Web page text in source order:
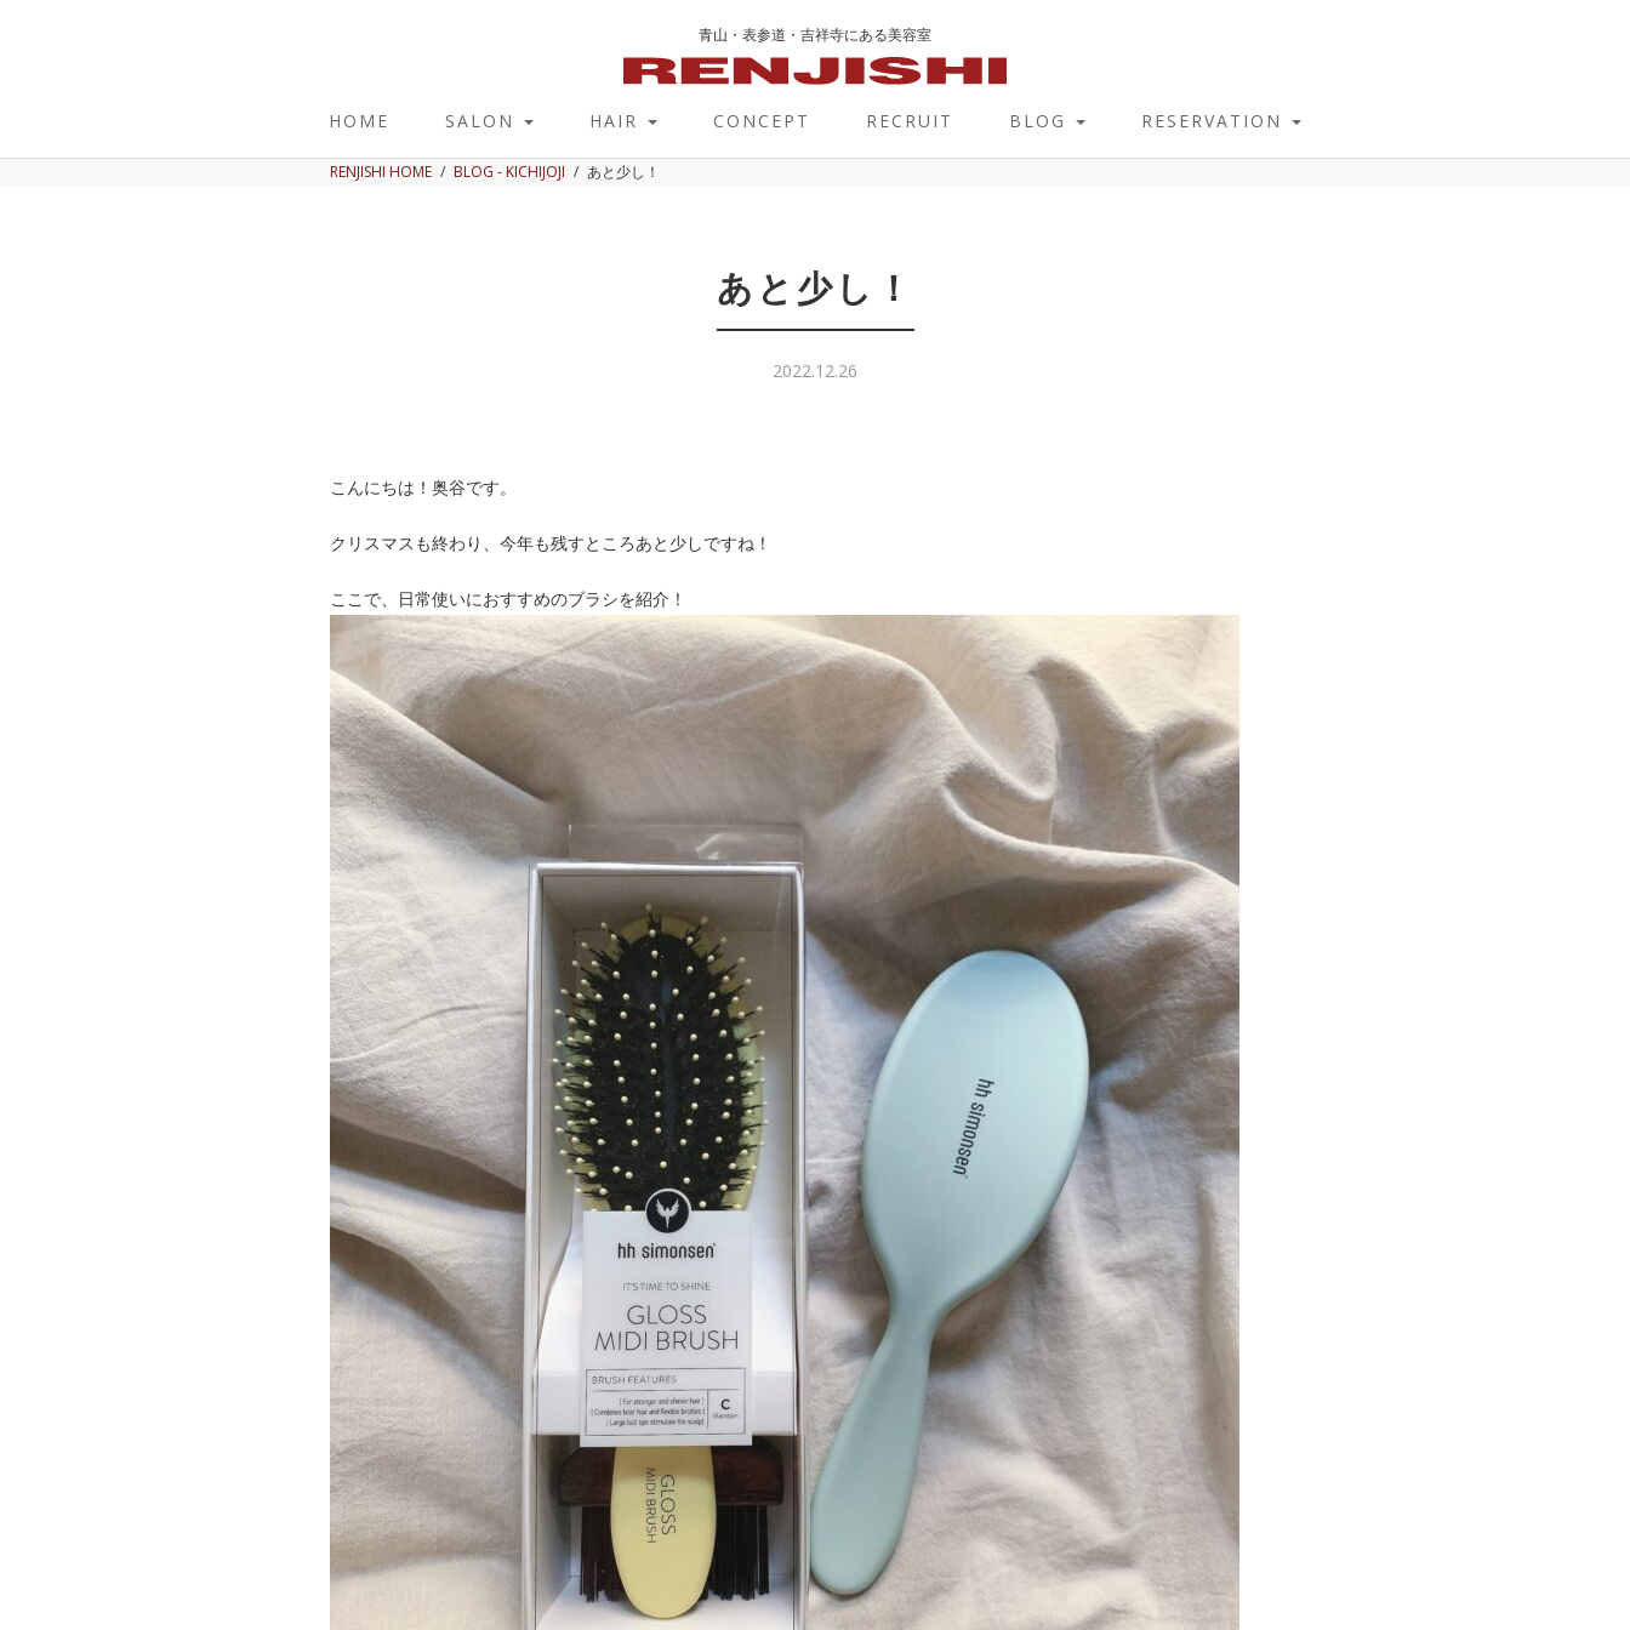
青山・表参道・吉祥寺にある美容室
HOME SALON HAIR CONCEPT RECRUIT BLOG RESERVATION
RENJISHI HOME BLOG - KICHIJOJI あと少し！
あと少し！
2022.12.26
こんにちは！奥谷です。
クリスマスも終わり、今年も残すところあと少しですね！
ここで、日常使いにおすすめのブラシを紹介！